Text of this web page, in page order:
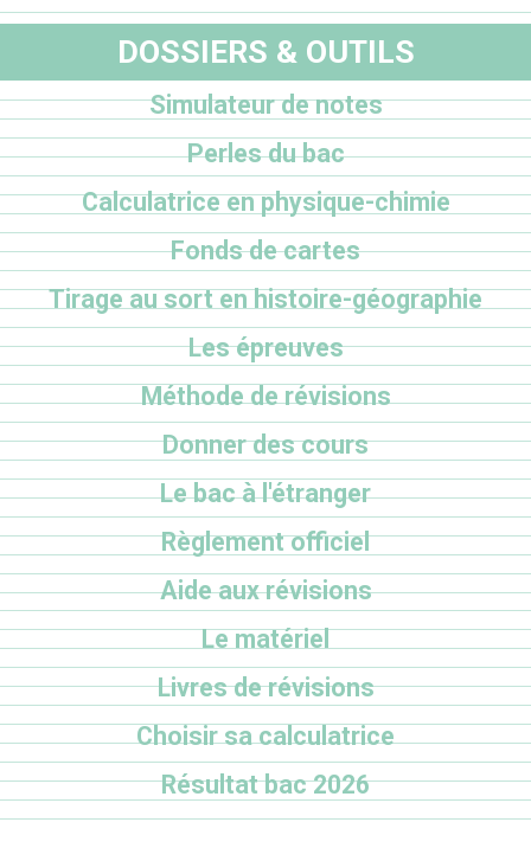
DOSSIERS & OUTILS
Simulateur de notes
Perles du bac
Calculatrice en physique-chimie
Fonds de cartes
Tirage au sort en histoire-géographie
Les épreuves
Méthode de révisions
Donner des cours
Le bac à l'étranger
Règlement officiel
Aide aux révisions
Le matériel
Livres de révisions
Choisir sa calculatrice
Résultat bac 2026